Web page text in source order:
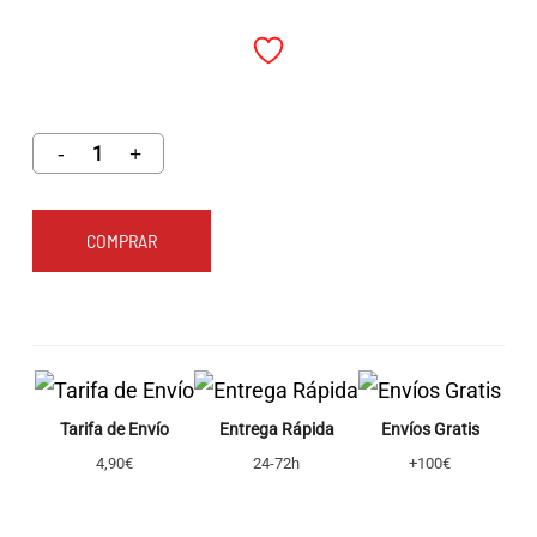
COMPRAR
Tarifa de Envío
4,90€
Entrega Rápida
24-72h
Envíos Gratis
+100€